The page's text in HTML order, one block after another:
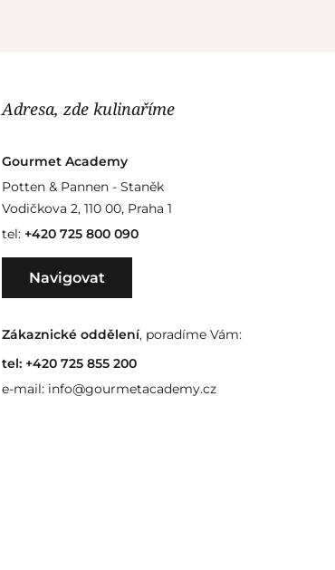
Adresa, zde kulinaříme
Gourmet Academy
Potten & Pannen - Staněk
Vodičkova 2, 110 00, Praha 1
tel: +420 725 800 090
Navigovat
Zákaznické oddělení, poradíme Vám:
tel: +420 725 855 200
e-mail: info@gourmetacademy.cz